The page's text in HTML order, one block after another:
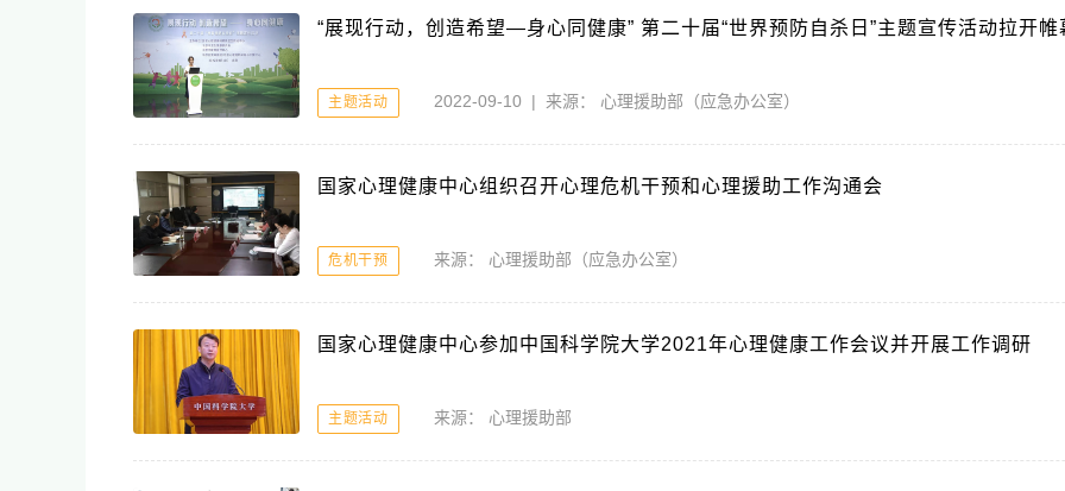
“展现行动，创造希望—身心同健康” 第二十届“世界预防自杀日”主题宣传活动拉开帷
主题活动 2022-09-10 | 来源： 心理援助部（应急办公室）
国家心理健康中心组织召开心理危机干预和心理援助工作沟通会
危机干预 来源： 心理援助部（应急办公室）
国家心理健康中心参加中国科学院大学2021年心理健康工作会议并开展工作调研
主题活动 来源： 心理援助部